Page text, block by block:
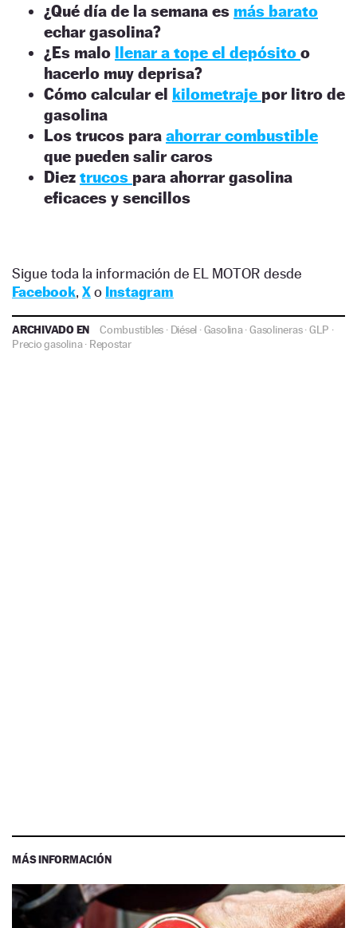
¿Qué día de la semana es más barato
echar gasolina?
¿Es malo llenar a tope el depósito o
hacerlo muy deprisa?
Cómo calcular el kilometraje por litro de
gasolina
Los trucos para ahorrar combustible
que pueden salir caros
Diez trucos para ahorrar gasolina
eficaces y sencillos
Sigue toda la información de EL MOTOR desde
Facebook, Xo Instagram
ARCHIVADO EN Combustibles · Diésel ·Gasolina·Gasolineras·GLP ·
Precio gasolina· Repostar
MÁS INFORMACIÓN